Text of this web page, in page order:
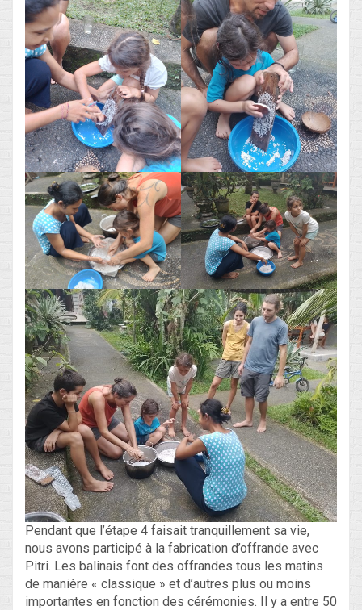
Pendant que l’étape 4 faisait tranquillement sa vie,
nous avons participé à la fabrication d’offrande avec
Pitri. Les balinais font des offrandes tous les matins
de manière « classique » et d’autres plus ou moins
importantes en fonction des cérémonies. Il y a entre 50